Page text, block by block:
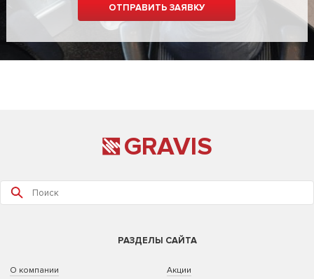
GRAVIS
РАЗДЕЛЫ САЙТА
О компании
Акции